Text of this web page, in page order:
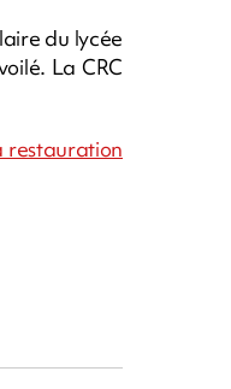
du lycée
La CRC
restauration